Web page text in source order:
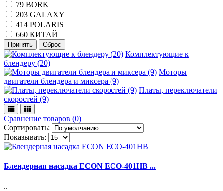
79 BORK
203 GALAXY
414 POLARIS
660 КИТАЙ
Комплектующие к
блендеру (20)
Моторы
двигатели блендера и миксера (9)
Платы, переключатели
скоростей (9)
Сравнение товаров (0)
Сортировать:
Показывать:
Блендерная насадка ECON ECO-401HB ...
..